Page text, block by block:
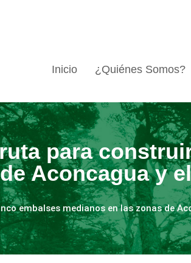
Inicio ¿Quiénes Somos?
para
Aconcagua y
embalses medianos en las zonas de